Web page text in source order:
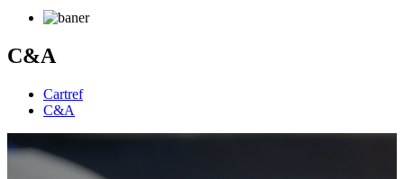
C&A
Cartref
C&A